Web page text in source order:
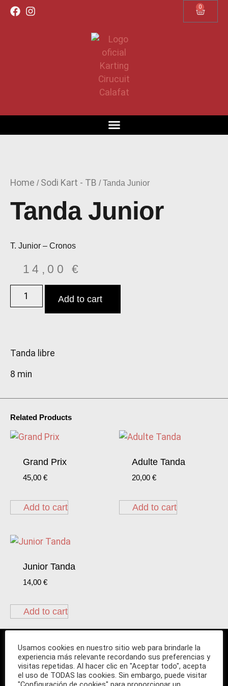
0
Home / Sodi Kart - TB / Tanda Junior
Tanda Junior
T. Junior – Cronos
14,00€
Add to cart
Tanda libre
8 min
Related Products
Grand Prix
45,00 €
Add to cart
Adulte Tanda
20,00 €
Add to cart
Junior Tanda
14,00 €
Add to cart
Ubicación
Usamos cookies en nuestro sitio web para brindarle la
experiencia más relevante recordando sus preferencias y
visitas repetidas. Al hacer clic en "Aceptar todo", acepta
el uso de TODAS las cookies. Sin embargo, puede visitar